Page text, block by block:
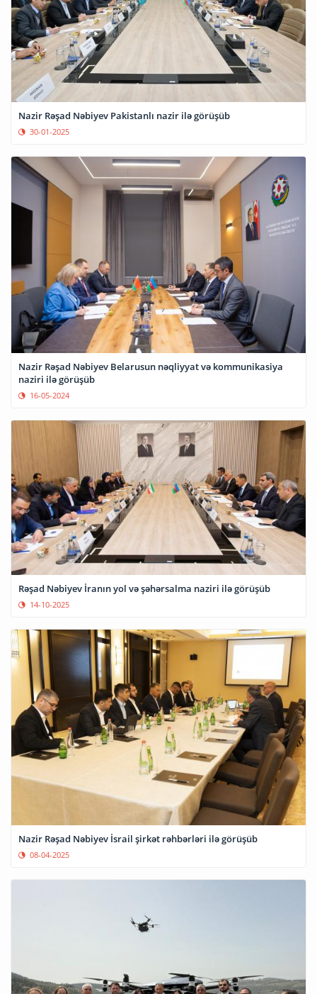
Nazir Rəşad Nəbiyev Pakistanlı nazir ilə görüşüb
30-01-2025
Nazir Rəşad Nəbiyev Belarusun nəqliyyat və kommunikasiya
naziri ilə görüşüb
16-05-2024
Rəşad Nəbiyev İranın yol və şəhərsalma naziri ilə görüşüb
14-10-2025
Nazir Rəşad Nəbiyev İsrail şirkət rəhbərləri ilə görüşüb
08-04-2025